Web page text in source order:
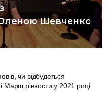
Шевченко
чи відбудеться
Марш рівности у 2021 році